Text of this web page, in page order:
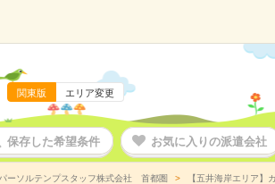
関東版 エリア変更
保存した希望条件 お気に入りの派遣会社
パーソルテンプスタッフ株式会社 首都圏 【五井海岸エリア